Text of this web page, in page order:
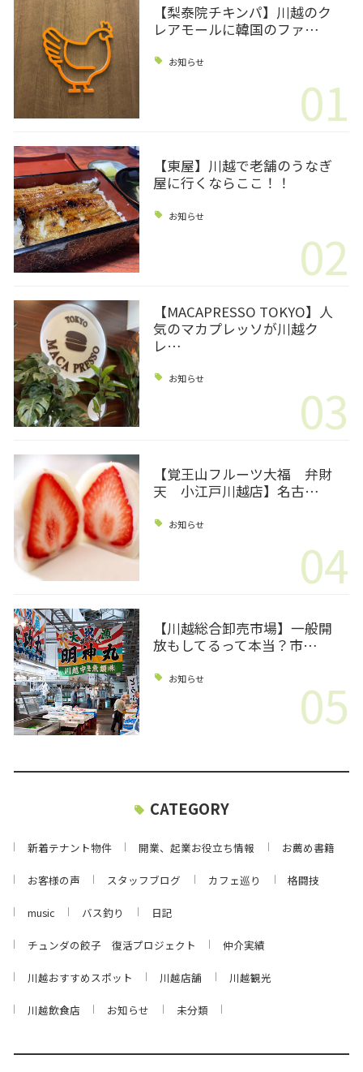
【梨泰院チキンパ】川越のク
レアモールに韓国のファ…
お知らせ
01
【東屋】川越で老舗のうなぎ
屋に行くならここ！！
お知らせ
02
【MACAPRESSO TOKYO】人
気のマカプレッソが川越ク
レ…
お知らせ 03
【覚王山フルーツ大福 弁財
天 小江戸川越店】名古…
お知らせ
04
【川越総合卸売市場】一般開
放もしてるって本当？市…
お知らせ 05
CATEGORY
新着テナント物件 開業、起業お役立ち情報 お薦め書籍
お客様の声 スタッフブログ カフェ巡り 格闘技
music バス釣り 日記
チュンダの餃子 復活プロジェクト 仲介実績
川越おすすめスポット 川越店舗 川越観光
川越飲食店 お知らせ 未分類